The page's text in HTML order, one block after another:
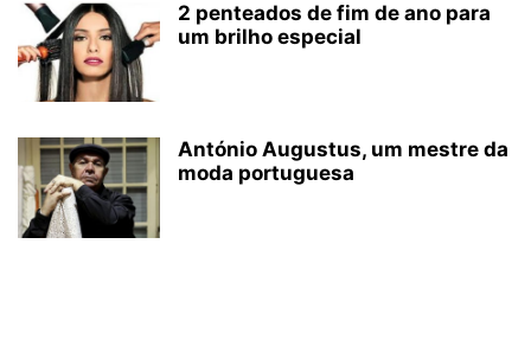
2 penteados de fim de ano para
um brilho especial
António Augustus, um mestre da
moda portuguesa